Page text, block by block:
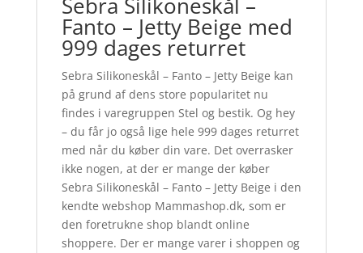
Fanto – Jetty Beige med
999 dages returret
Sebra Silikoneskål – Fanto – Jetty Beige kan
på grund af dens store popularitet nu
findes i varegruppen Stel og bestik. Og hey
– du får jo også lige hele 999 dages returret
med når du køber din vare. Det overrasker
ikke nogen, at der er mange der køber
Sebra Silikoneskål – Fanto – Jetty Beige i den
kendte webshop Mammashop.dk, som er
den foretrukne shop blandt online
shoppere. Der er mange varer i shoppen og